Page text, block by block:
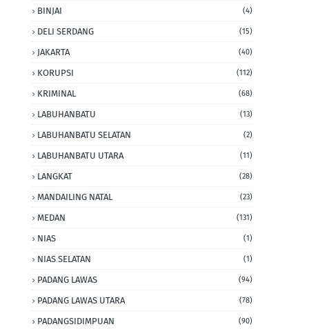
BINJAI (4)
DELI SERDANG (15)
JAKARTA (40)
KORUPSI (112)
KRIMINAL (68)
LABUHANBATU (13)
LABUHANBATU SELATAN (2)
LABUHANBATU UTARA (11)
LANGKAT (28)
MANDAILING NATAL (23)
MEDAN (131)
NIAS (1)
NIAS SELATAN (1)
PADANG LAWAS (94)
PADANG LAWAS UTARA (78)
PADANGSIDIMPUAN (90)